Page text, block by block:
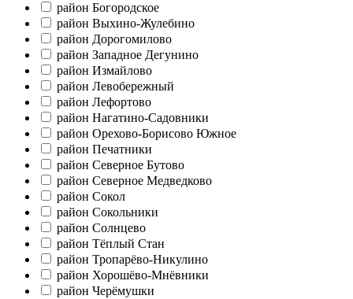
район Богородское
район Выхино-Жулебино
район Дорогомилово
район Западное Дегунино
район Измайлово
район Левобережный
район Лефортово
район Нагатино-Садовники
район Орехово-Борисово Южное
район Печатники
район Северное Бутово
район Северное Медведково
район Сокол
район Сокольники
район Солнцево
район Тёплый Стан
район Тропарёво-Никулино
район Хорошёво-Мнёвники
район Черёмушки